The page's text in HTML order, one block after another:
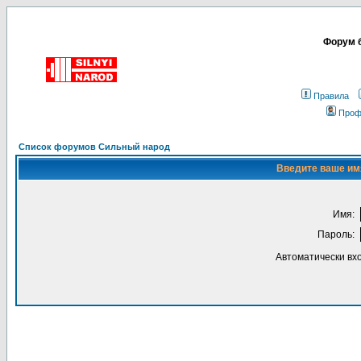
Форум
Правила
Список форумов Сильный народ
Введите ваше
Имя:
Пароль:
Автоматически